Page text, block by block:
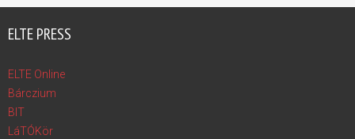
ELTE PRESS
ELTE Online
Bárczium
BIT
LáTÓKör